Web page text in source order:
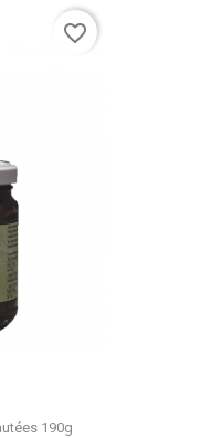
190g
favorite_border